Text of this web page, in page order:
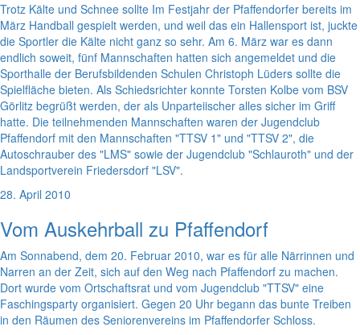
Trotz Kälte und Schnee sollte Im Festjahr der Pfaffendorfer bereits im
März Handball gespielt werden, und weil das ein Hallensport ist, juckte
die Sportler die Kälte nicht ganz so sehr. Am 6. März war es dann
endlich soweit, fünf Mannschaften hatten sich angemeldet und die
Sporthalle der Berufsbildenden Schulen Christoph Lüders sollte die
Spielfläche bieten. Als Schiedsrichter konnte Torsten Kolbe vom BSV
Görlitz begrüßt werden, der als Unparteiischer alles sicher im Griff
hatte. Die teilnehmenden Mannschaften waren der Jugendclub
Pfaffendorf mit den Mannschaften "TTSV 1" und "TTSV 2", die
Autoschrauber des "LMS" sowie der Jugendclub "Schlauroth" und der
Landsportverein Friedersdorf "LSV".
28. April 2010
Vom Auskehrball zu Pfaffendorf
Am Sonnabend, dem 20. Februar 2010, war es für alle Närrinnen und
Narren an der Zeit, sich auf den Weg nach Pfaffendorf zu machen.
Dort wurde vom Ortschaftsrat und vom Jugendclub "TTSV" eine
Faschingsparty organisiert. Gegen 20 Uhr begann das bunte Treiben
in den Räumen des Seniorenvereins im Pfaffendorfer Schloss.